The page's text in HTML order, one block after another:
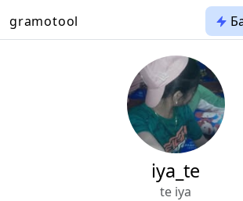
gramotool
iya_te
te iya